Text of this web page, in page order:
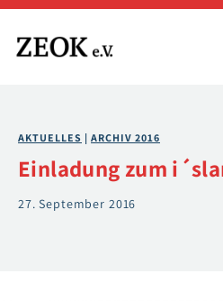
Zum
Inhalt
springen
AKTUELLES | ARCHIV 2016
Einladung zum
27. September 2016